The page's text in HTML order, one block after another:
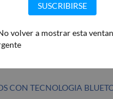
DE FUGA
DE PUESTA TIERRA
CON TECNOLOGIA
SUSCRIBIRSE
volver a mostrar esta